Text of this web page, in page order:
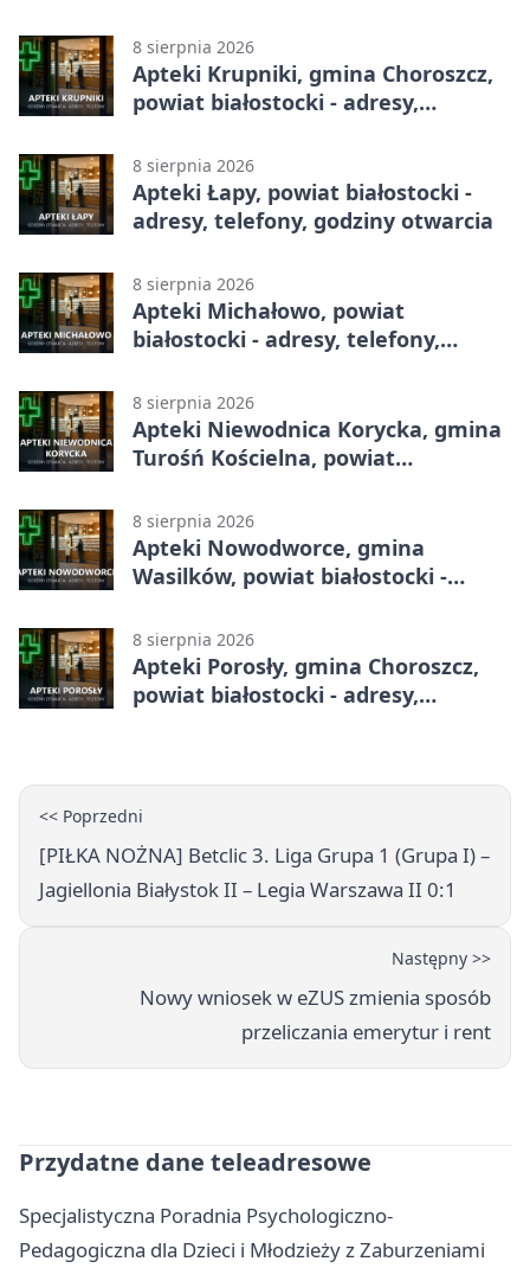
8 sierpnia 2026
Apteki Krupniki, gmina Choroszcz,
powiat białostocki - adresy,
8 sierpnia 2026
Apteki Łapy, powiat białostocki -
adresy, telefony, godziny otwarcia
8 sierpnia 2026
Apteki Michałowo, powiat
białostocki - adresy, telefony,
8 sierpnia 2026
Apteki Niewodnica Korycka, gmina
Turośń Kościelna, powiat
godziny otwarcia
8 sierpnia 2026
Apteki Nowodworce, gmina
Wasilków, powiat białostocki -
8 sierpnia 2026
Apteki Porosły, gmina Choroszcz,
powiat białostocki - adresy,
<< Poprzedni
[PIŁKA NOŻNA] Betclic 3. Liga Grupa 1 (Grupa I) –
Jagiellonia Białystok II – Legia Warszawa II 0:1
Następny >>
Nowy wniosek w eZUS zmienia sposób
przeliczania emerytur i rent
Przydatne dane teleadresowe
Specjalistyczna Poradnia Psychologiczno-
Pedagogiczna dla Dzieci i Młodzieży z Zaburzeniami